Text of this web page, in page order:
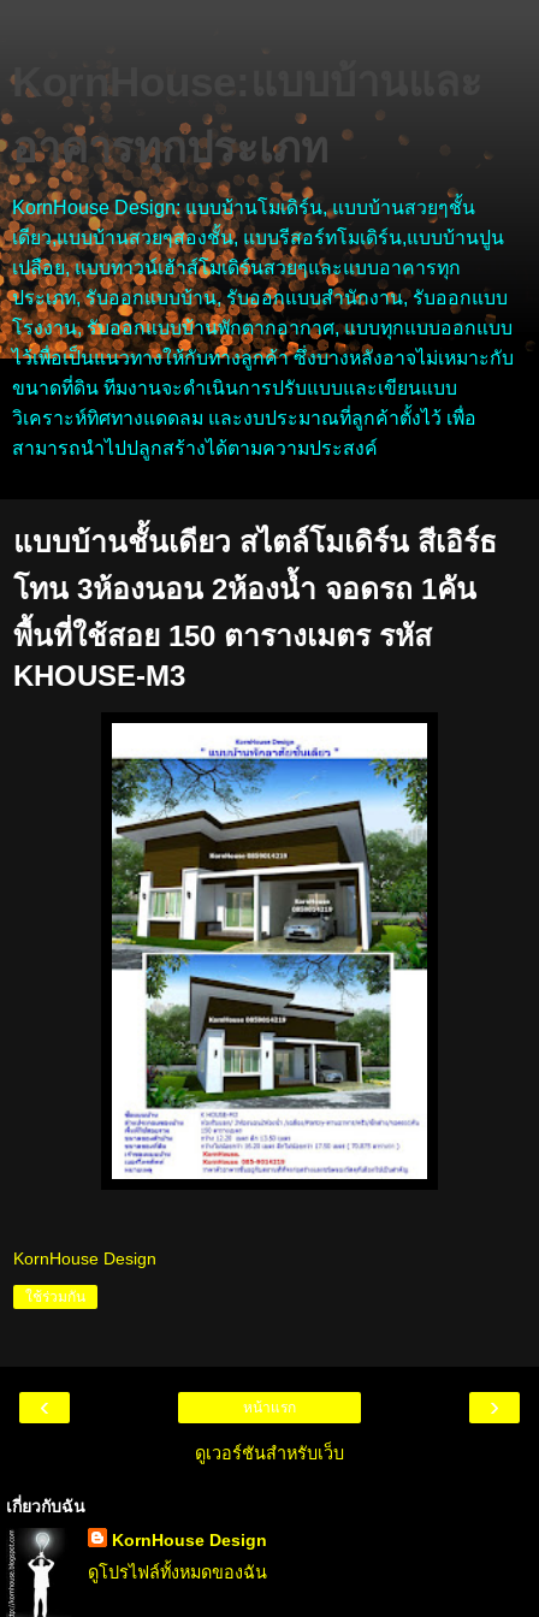
KornHouse:แบบบ้านและ
อาคารทุกประเภท
KornHouse Design: แบบบ้านโมเดิร์น, แบบบ้านสวยๆชั้น
เดียว,แบบบ้านสวยๆสองชั้น, แบบรีสอร์ทโมเดิร์น,แบบบ้านปูน
เปลือย, แบบทาวน์เฮ้าส์โมเดิร์นสวยๆและแบบอาคารทุก
ประเภท, รับออกแบบบ้าน, รับออกแบบสำนักงาน, รับออกแบบ
โรงงาน, รับออกแบบบ้านพักตากอากาศ, แบบทุกแบบออกแบบ
ไว้เพื่อเป็นแนวทางให้กับทางลูกค้า ซึ่งบางหลังอาจไม่เหมาะกับ
ขนาดที่ดิน ทีมงานจะดำเนินการปรับแบบและเขียนแบบ
วิเคราะห์ทิศทางแดดลม และงบประมาณที่ลูกค้าตั้งไว้ เพื่อ
สามารถนำไปปลูกสร้างได้ตามความประสงค์
แบบบ้านชั้นเดียว สไตล์โมเดิร์น สีเอิร์ธ
โทน 3ห้องนอน 2ห้องน้ำ จอดรถ 1คัน
พื้นที่ใช้สอย 150 ตารางเมตร รหัส
KHOUSE-M3
KornHouse Design
ใช้ร่วมกัน
‹ ›
หน้าแรก
ดูเวอร์ชันสำหรับเว็บ
เกี่ยวกับฉัน
KornHouse Design
ดูโปรไฟล์ทั้งหมดของฉัน